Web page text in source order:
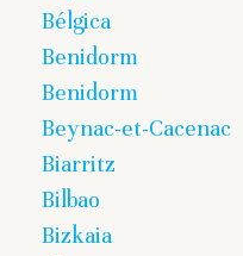
Bélgica
Benidorm
Benidorm
Beynac-et-Cacenac
Biarritz
Bilbao
Bizkaia